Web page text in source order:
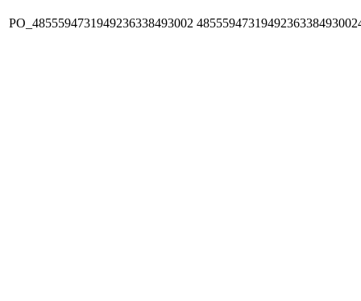
PO_4855594731949236338493002